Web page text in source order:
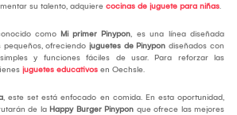
su talento, adquiere cocinas de juguete para niñas.
como Mi primer Pinypon, es una línea diseñada
ofreciendo juguetes de Pinypon diseñados con
y funciones fáciles de usar. Para reforzar las
juguetes educativos en Oechsle.
, este set está enfocado en comida. En esta oportunidad,
de la Happy Burger Pinypon que ofrece las mejores